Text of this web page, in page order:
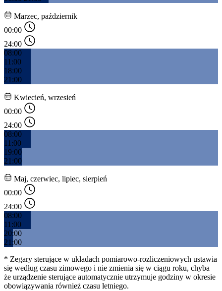
Marzec, październik
00:00
24:00
08:00
11:00
18:00
21:00
Kwiecień, wrzesień
00:00
24:00
08:00
11:00
19:00
21:00
Maj, czerwiec, lipiec, sierpień
00:00
24:00
08:00
11:00
20:00
21:00
* Zegary sterujące w układach pomiarowo-rozliczeniowych ustawia
się według czasu zimowego i nie zmienia się w ciągu roku, chyba
że urządzenie sterujące automatycznie utrzymuje godziny w okresie
obowiązywania również czasu letniego.